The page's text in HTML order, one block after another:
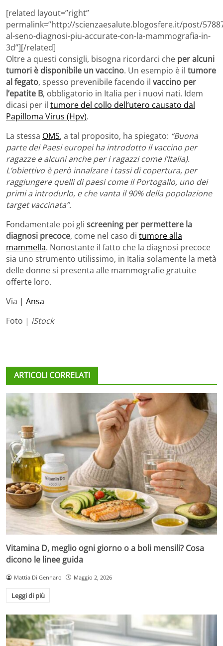
[related layout=”right”
permalink=”http://scienzaesalute.blogosfere.it/post/
al-seno-diagnosi-piu-accurate-con-la-mammografia-in-
3d”][/related]
Oltre a questi consigli, bisogna ricordarci che per alcuni
tumori è disponibile un vaccino. Un esempio è il tumore
al fegato, spesso prevenibile facendo il vaccino per
l’epatite B, obbligatorio in Italia per i nuovi nati. Idem
dicasi per il tumore del collo dell’utero causato dal
Papilloma Virus (Hpv).
La stessa OMS, a tal proposito, ha spiegato: “Buona
parte dei Paesi europei ha introdotto il vaccino per
ragazze e alcuni anche per i ragazzi come l’Italia).
L’obiettivo è però innalzare i tassi di copertura, per
raggiungere quelli di paesi come il Portogallo, uno dei
primi a introdurlo, e che vanta il 90% della popolazione
target vaccinata”.
Fondamentale poi gli screening per permettere la
diagnosi precoce, come nel caso di tumore alla
mammella. Nonostante il fatto che la diagnosi precoce
sia uno strumento utilissimo, in Italia solamente la metà
delle donne si presenta alle mammografie gratuite
offerte loro.
Via | Ansa
Foto | iStock
ARTICOLI CORRELATI
Vitamina D, meglio ogni giorno o a boli mensili? Cosa
dicono le linee guida
Mattia Di Gennaro Maggio 2, 2026
Leggi di più